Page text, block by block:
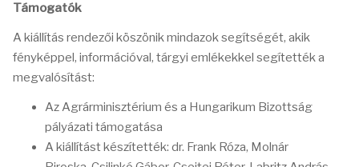
Támogatók
A kiállítás rendezői köszönik mindazok segítségét, akik
fényképpel, információval, tárgyi emlékekkel segítették a
megvalósítást:
Az Agrárminisztérium és a Hungarikum Bizottság
pályázati támogatása
A kiállítást készítették: dr. Frank Róza, Molnár